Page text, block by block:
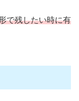
で残したい時に有